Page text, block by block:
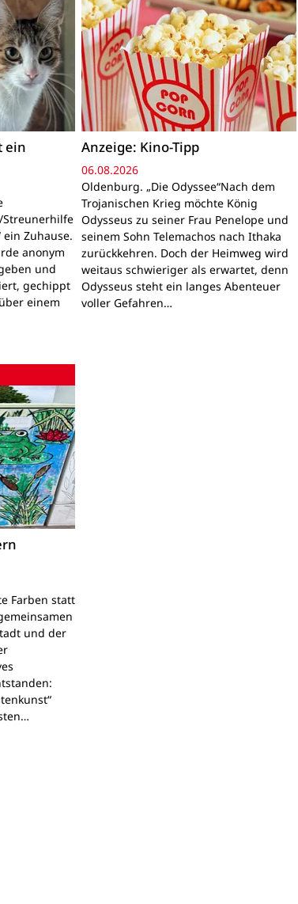
ein
Streunerhilfe
Zuhause.
anonym
und
gechippt
einem
Anzeige: Kino-Tipp
06.08.2026
Oldenburg. „Die Odyssee“Nach dem
Trojanischen Krieg möchte König
Odysseus zu seiner Frau Penelope und
seinem Sohn Telemachos nach Ithaka
zurückkehren. Doch der Heimweg wird
weitaus schwieriger als erwartet, denn
Odysseus steht ein langes Abenteuer
voller Gefahren…
Farben statt
und der